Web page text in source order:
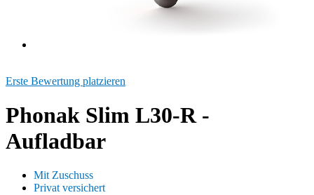
Erste Bewertung platzieren
Phonak Slim L30-R -
Aufladbar
Mit Zuschuss
Privat versichert